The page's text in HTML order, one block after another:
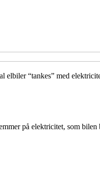
“tankes” med
på elektricitet, som